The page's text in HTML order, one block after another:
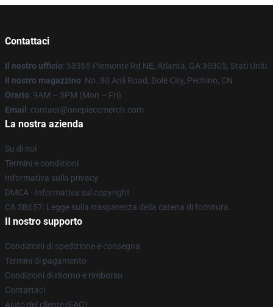
Contattaci
Il nostro ufficio: 53365 Piemonte Rd NE, Atlanta, GA 30305, Stati Uniti
Il nostro magazzino: No. 80 Anli Road, Bole City, Pechino, CN
Orario: 9AM – 5PM (Mon – Fri)
Email : contact@onepiecemerch.com
La nostra azienda
Su di noi
Termini e condizioni
Informativa sulla privacy
DMCA - Informativa sul copyright
CA SB657: Legge sulla trasparenza della catena di fornitura
Il nostro supporto
Condizioni di spedizione e consegna
Termini di pagamento
Condizioni di ritorno e rimborso
Contattaci
Aiuto del cliente (FAQ)